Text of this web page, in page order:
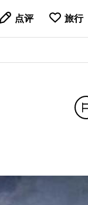
点评 旅行